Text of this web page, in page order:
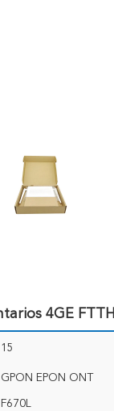
4GE FTTH
15
GPON EPON ONT
F670L